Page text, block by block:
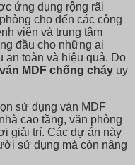
ứng dụng rộng rãi
cho đến các công
viện và trung tâm
đầu cho những ai
an toàn và hiệu quả. Do
MDF chống cháy uy
sử dụng ván MDF
cao tầng, văn phòng
giải trí. Các dự án này
sử dụng mà còn nâng